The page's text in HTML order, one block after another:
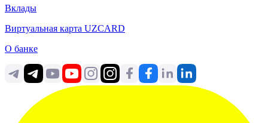
Вклады
Виртуальная карта UZCARD
О банке